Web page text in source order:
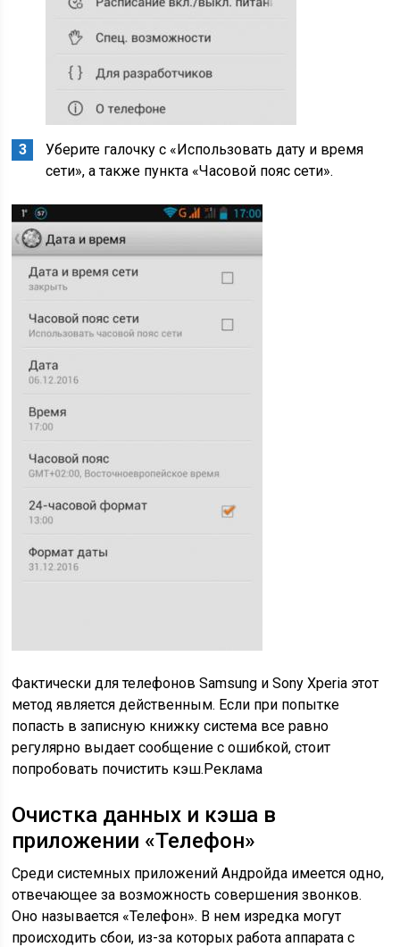
Уберите галочку с «Использовать дату и время
сети», а также пункта «Часовой пояс сети».
Фактически для телефонов Samsung и Sony Xperia этот
метод является действенным. Если при попытке
попасть в записную книжку система все равно
регулярно выдает сообщение с ошибкой, стоит
попробовать почистить кэш.Реклама
Очистка данных и кэша в
приложении «Телефон»
Среди системных приложений Андройда имеется одно,
отвечающее за возможность совершения звонков.
Оно называется «Телефон». В нем изредка могут
происходить сбои, из-за которых работа аппарата с